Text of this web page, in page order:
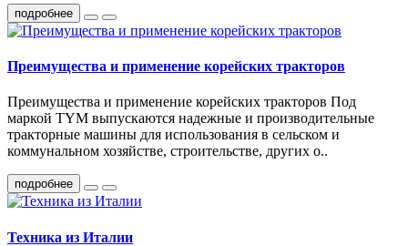
подробнее
Преимущества и применение корейских тракторов
Преимущества и применение корейских тракторов Под
маркой TYM выпускаются надежные и производительные
тракторные машины для использования в сельском и
коммунальном хозяйстве, строительстве, других о..
подробнее
Техника из Италии